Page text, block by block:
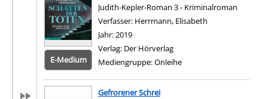
E-Medium
Judith-Kepler-Roman 3 - Kriminalroman
Verfasser: Herrmann, Elisabeth
Jahr:2019
Verlag: Der Hörverlag
Mediengruppe:Onleihe
Gefrorener Schrei